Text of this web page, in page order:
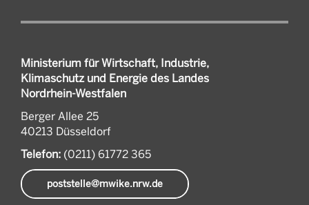
Ministerium für Wirtschaft, Industrie,
Klimaschutz und Energie des Landes
Nordrhein-Westfalen
Berger Allee 25
40213 Düsseldorf
Telefon: (0211) 61772 365
poststelle@mwike.nrw.de